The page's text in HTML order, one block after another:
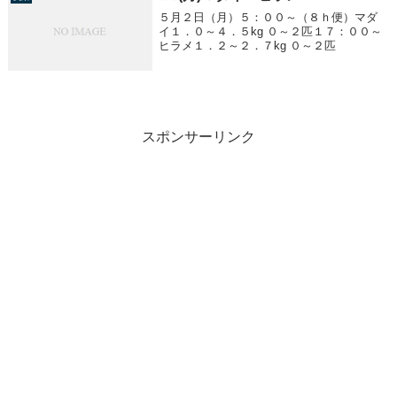
５月２日（月）５：００～（８ｈ便）マダ
イ１．０～４．５kg ０～２匹１７：００～
ヒラメ１．２～２．７kg ０～２匹
スポンサーリンク